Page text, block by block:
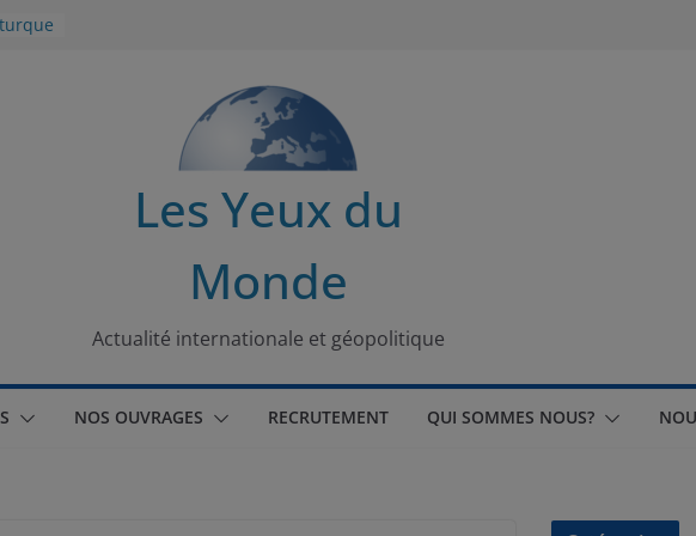
Les Yeux du
Monde
Actualité internationale et géopolitique
NOS OUVRAGES RECRUTEMENT QUI SOMMES NOUS?